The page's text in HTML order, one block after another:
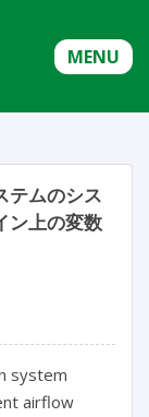
MENU
テムのシス
ン上の変数
system
airflow